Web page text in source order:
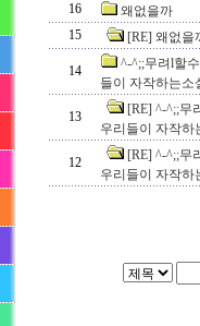
16
왜없을까
15
[RE] 왜없을
14
^-^;;무려l할
들이 자작하는소
13
[RE] ^-^;;무
우리들이 자작하
12
[RE] ^-^;;무
우리들이 자작하